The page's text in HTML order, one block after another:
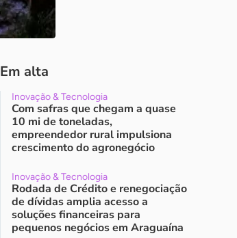
Em alta
Inovação & Tecnologia
Com safras que chegam a quase
10 mi de toneladas,
empreendedor rural impulsiona
crescimento do agronegócio
Inovação & Tecnologia
Rodada de Crédito e renegociação
de dívidas amplia acesso a
soluções financeiras para
pequenos negócios em Araguaína